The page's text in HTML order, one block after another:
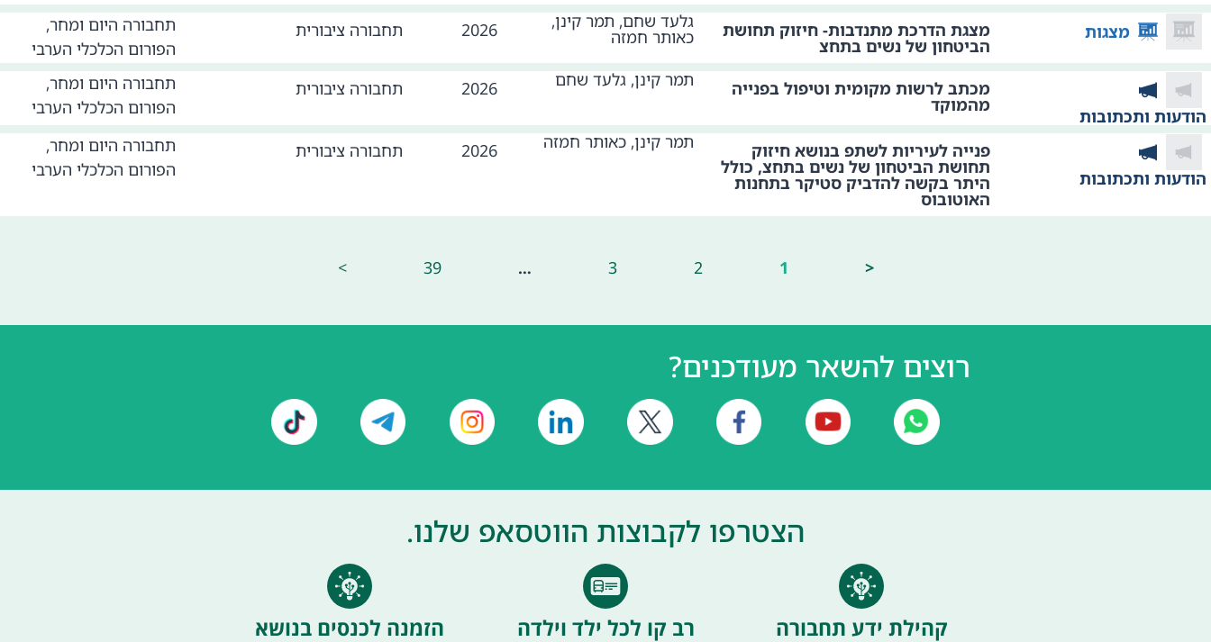
מצגות מצגת הדרכת מתנדבות- חיזוק תחושת
הביטחון של נשים בתחצ
גלעד שחם, תמר קינן,
כאותר חמזה 2026 תחבורה ציבורית
תחבורה היום ומחר,
הפורום הכלכלי הערבי
הודעות ותכתובות
מכתב לרשות מקומית וטיפול בפנייה
מהמוקד
תמר קינן, גלעד שחם 2026 תחבורה ציבורית
תחבורה היום ומחר,
הפורום הכלכלי הערבי
הודעות ותכתובות
פנייה לעיריות לשתפ בנושא חיזוק
תחושת הביטחון של נשים בתחצ, כולל
היתר בקשה להדביק סטיקר בתחנות
האוטובוס
תמר קינן, כאותר חמזה 2026 תחבורה ציבורית
תחבורה היום ומחר,
הפורום הכלכלי הערבי
<
1
2
3
…
39
>
רוצים להשאר מעודכנים?
הצטרפו לקבוצות הווטסאפ שלנו.
קהילת ידע תחבורה
רב קו לכל ילד וילדה
הזמנה לכנסים בנושא